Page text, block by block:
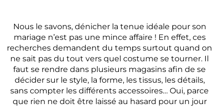
Nous le savons, dénicher la tenue idéale pour son
mariage n’est pas une mince affaire ! En effet, ces
recherches demandent du temps surtout quand on
ne sait pas du tout vers quel costume se tourner. Il
faut se rendre dans plusieurs magasins afin de se
décider sur le style, la forme, les tissus, les détails,
sans compter les différents accessoires… Oui, parce
que rien ne doit être laissé au hasard pour un jour